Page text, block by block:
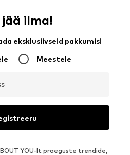
ilma!
eksklusiivseid pakkumisi
Meestele
YOU-lt praeguste trendide,